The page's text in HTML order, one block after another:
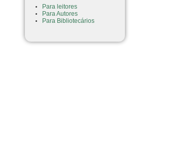
Para leitores
Para Autores
Para Bibliotecários